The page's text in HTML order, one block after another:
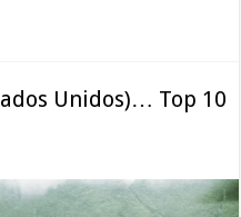
Unidos)… Top 10